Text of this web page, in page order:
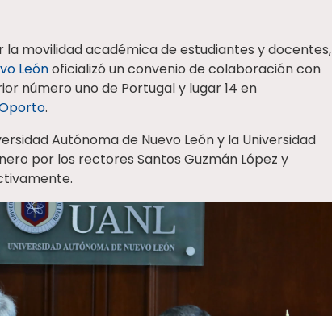
movilidad académica de estudiantes y docentes,
Leónoficializó un convenio de colaboración con
número uno de Portugal y lugar 14 en
.
Autónoma de Nuevo León y la Universidad
por los rectores Santos Guzmán López y